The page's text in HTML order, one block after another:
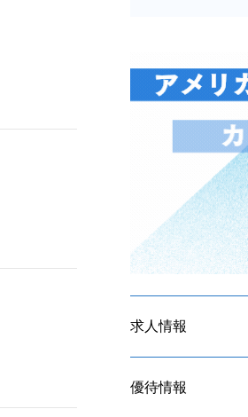
求人情報
優待情報